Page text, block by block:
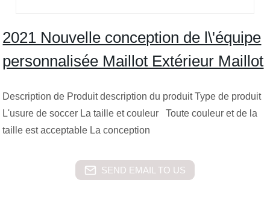
2021 Nouvelle conception de l\'équipe
personnalisée Maillot Extérieur Maillot
Description de Produit description du produit Type de produit
L'usure de soccer La taille et couleur Toute couleur et de la
taille est acceptable La conception
SEND EMAIL TO US